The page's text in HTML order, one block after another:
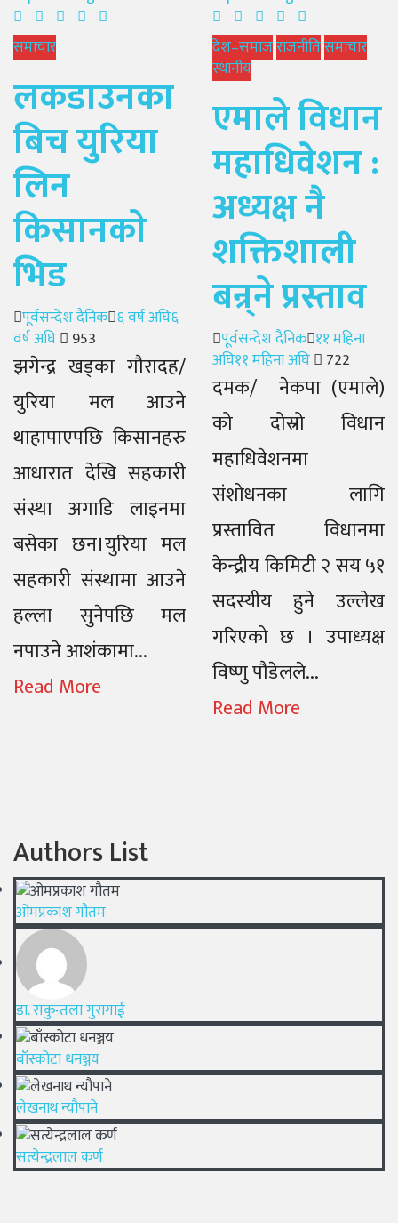
समाचार
लकडाउनका
बिच युरिया
लिन
किसानकाे
भिड
Author
पूर्वसन्देश दैनिक Posted
६ वर्ष अघि६
वर्ष अघि
953
झगेन्द्र खड्का गौरादह/
युरिया मल आउने
थाहापाएपछि किसानहरु
आधारात देखि सहकारी
संस्था अगाडि लाइनमा
बसेका छन।युरिया मल
सहकारी संस्थामा आउने
हल्ला सुनेपछि मल
नपाउने आशंकामा...
Read More
देश–समाजराजनीतिसमाचार
स्थानीय
एमाले विधान
महाधिवेशन :
अध्यक्ष नै
शक्तिशाली
बन्र्ने प्रस्ताव
Author
पूर्वसन्देश दैनिक Posted
on
११ महिना
अघि११ महिना अघि 722
दमक/ नेकपा (एमाले)
को दोस्रो विधान
महाधिवेशनमा
संशोधनका लागि
प्रस्तावित विधानमा
केन्द्रीय किमिटी २ सय ५१
सदस्यीय हुने उल्लेख
गरिएको छ । उपाध्यक्ष
विष्णु पौडेलले...
Read More
Authors List
ओमप्रकाश गौतम
डा. सकुन्तला गुरागाई
बाँस्कोटा धनञ्जय
लेखनाथ न्यौपाने
सत्येन्द्रलाल कर्ण